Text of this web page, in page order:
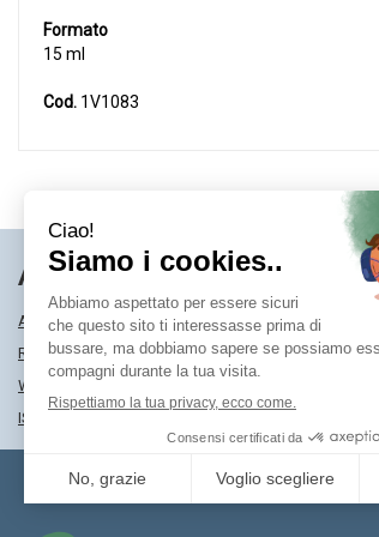
Formato
15 ml
Cod. 1V1083
AREA UTENTE
ACCEDI
REGISTRATI
WISHLIST
ISCRIZIONE ALLA NEWSLETTER